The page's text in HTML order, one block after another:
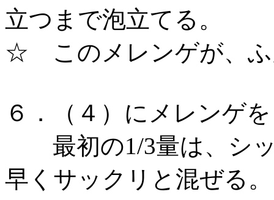
立つまで泡立てる。
☆ このメレンゲが、
６．（４）にメレンゲ
最初の1/3量は、シッ
早くサックリと混ぜ